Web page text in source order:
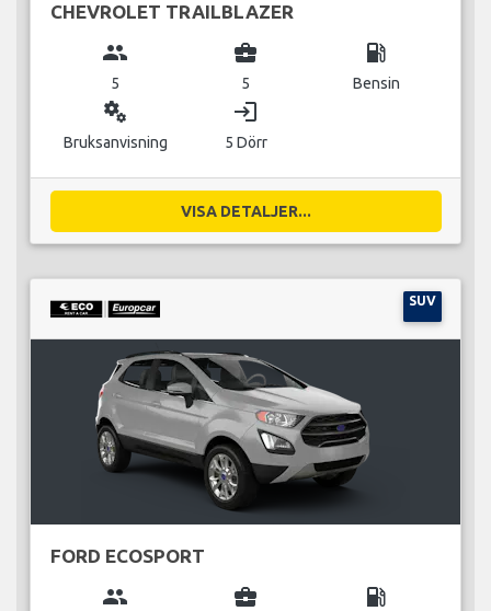
CHEVROLET TRAILBLAZER
group
5
business_center
5
local_gas_station
Bensin
miscellaneous_services
Bruksanvisning
login
5 Dörr
VISA DETALJER...
SUV
FORD ECOSPORT
group business_center local_gas_station